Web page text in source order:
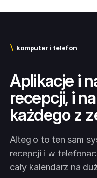
\ komputer i telefon
Aplikacje i
recepcji, i
każdego z
Altegio to ten sam
recepcji i w
cały kalendarz na